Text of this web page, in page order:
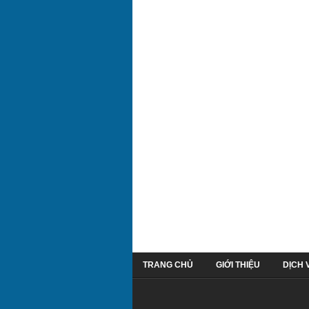
TRANG CHỦ GIỚI THIỆU DỊCH